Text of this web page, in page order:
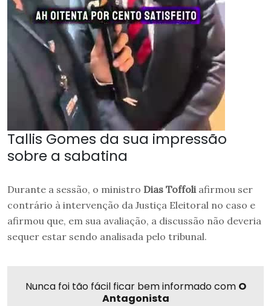
Tallis Gomes da sua impressão
sobre a sabatina
Durante a sessão, o ministro Dias Toffoli afirmou ser
contrário à intervenção da Justiça Eleitoral no caso e
afirmou que, em sua avaliação, a discussão não deveria
sequer estar sendo analisada pelo tribunal.
Nunca foi tão fácil ficar bem informado com O
Antagonista